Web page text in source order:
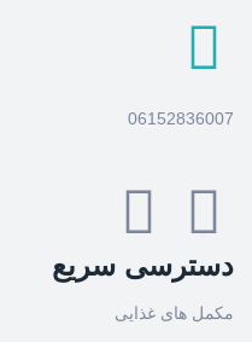
06152836007
دسترسی سریع
مکمل های غذایی